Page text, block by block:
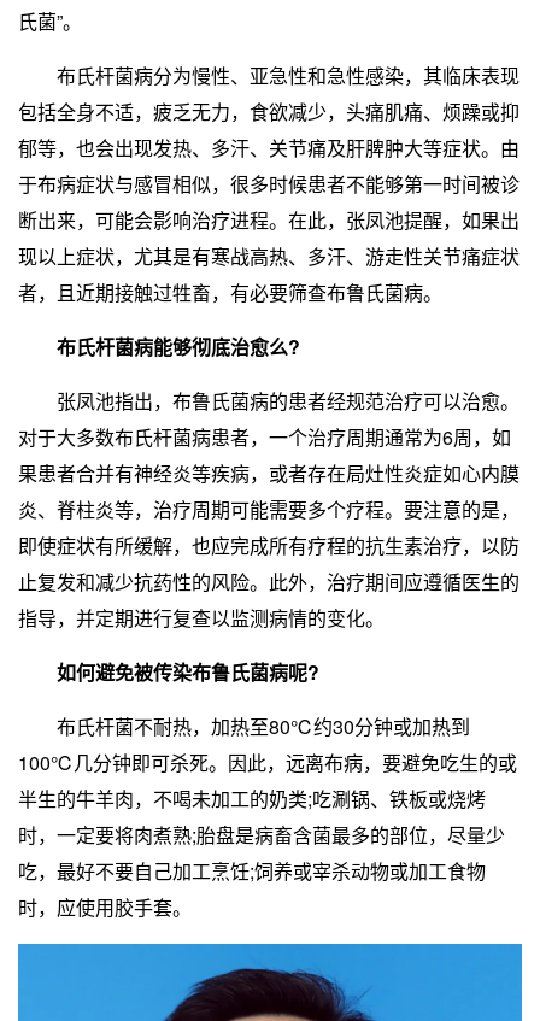
氏菌”。
布氏杆菌病分为慢性、亚急性和急性感染，其临床表现
包括全身不适，疲乏无力，食欲减少，头痛肌痛、烦躁或抑
郁等，也会出现发热、多汗、关节痛及肝脾肿大等症状。由
于布病症状与感冒相似，很多时候患者不能够第一时间被诊
断出来，可能会影响治疗进程。在此，张凤池提醒，如果出
现以上症状，尤其是有寒战高热、多汗、游走性关节痛症状
者，且近期接触过牲畜，有必要筛查布鲁氏菌病。
布氏杆菌病能够彻底治愈么?
张凤池指出，布鲁氏菌病的患者经规范治疗可以治愈。
对于大多数布氏杆菌病患者，一个治疗周期通常为6周，如
果患者合并有神经炎等疾病，或者存在局灶性炎症如心内膜
炎、脊柱炎等，治疗周期可能需要多个疗程。要注意的是，
即使症状有所缓解，也应完成所有疗程的抗生素治疗，以防
止复发和减少抗药性的风险。此外，治疗期间应遵循医生的
指导，并定期进行复查以监测病情的变化。
如何避免被传染布鲁氏菌病呢?
布氏杆菌不耐热，加热至80℃约30分钟或加热到
100℃几分钟即可杀死。因此，远离布病，要避免吃生的或
半生的牛羊肉，不喝未加工的奶类;吃涮锅、铁板或烧烤
时，一定要将肉煮熟;胎盘是病畜含菌最多的部位，尽量少
吃，最好不要自己加工烹饪;饲养或宰杀动物或加工食物
时，应使用胶手套。